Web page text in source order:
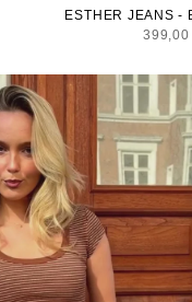
ESTHER JEANS -
399,00